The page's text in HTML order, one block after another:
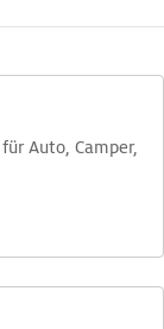
Auto, Camper,